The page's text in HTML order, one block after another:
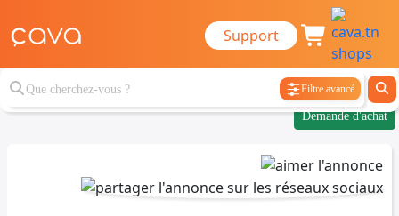
Support
Filtre avancé
Demande d'achat